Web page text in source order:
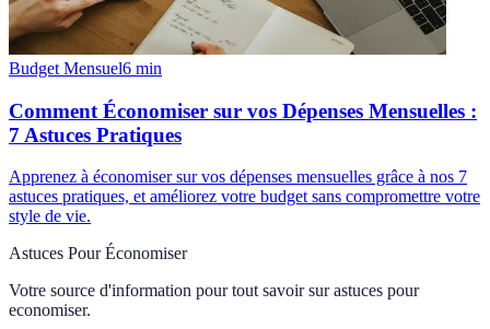
Budget Mensuel6 min
Comment Économiser sur vos Dépenses Mensuelles :
7 Astuces Pratiques
Apprenez à économiser sur vos dépenses mensuelles grâce à nos 7
astuces pratiques, et améliorez votre budget sans compromettre votre
style de vie.
Astuces Pour Économiser
Votre source d'information pour tout savoir sur astuces pour
economiser.